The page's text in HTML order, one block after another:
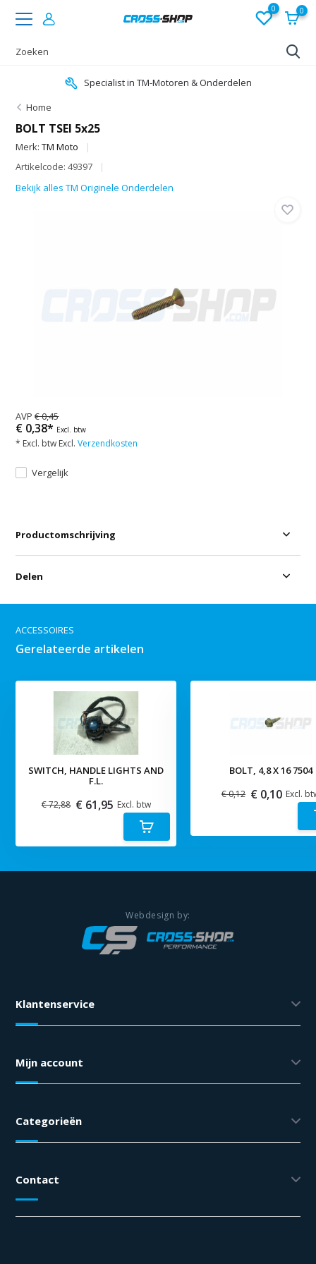
0 0
Specialist in TM-Motoren & Onderdelen
Home
BOLT TSEI 5x25
Merk:TM Moto
Artikelcode: 49397
Bekijk alles TM Originele Onderdelen
AVP€ 0,45
€ 0,38* Excl. btw
* Excl. btw Excl.Verzendkosten
Vergelijk
Productomschrijving
Delen
ACCESSOIRES
Gerelateerde artikelen
SWITCH, HANDLE LIGHTS AND
F.L.
€ 72,88 € 61,95 Excl. btw
BOLT, 4,8 X 16 7504
€ 0,12 € 0,10 Excl.
Klantenservice
Mijn account
Categorieën
Contact